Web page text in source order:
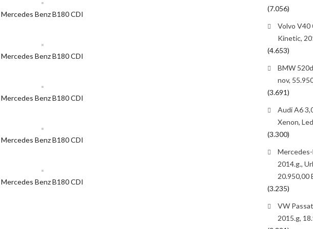
Mercedes Benz B180 CDI
Mercedes Benz B180 CDI
Mercedes Benz B180 CDI
Mercedes Benz B180 CDI
Mercedes Benz B180 CDI
(7.056)
Volvo V40
Kinetic,
(4.653)
BMW
nov,
(3.691)
Audi A6
Xenon,
(3.300)
2014.g.,
20.950,00
(3.235)
VW
2015.g,